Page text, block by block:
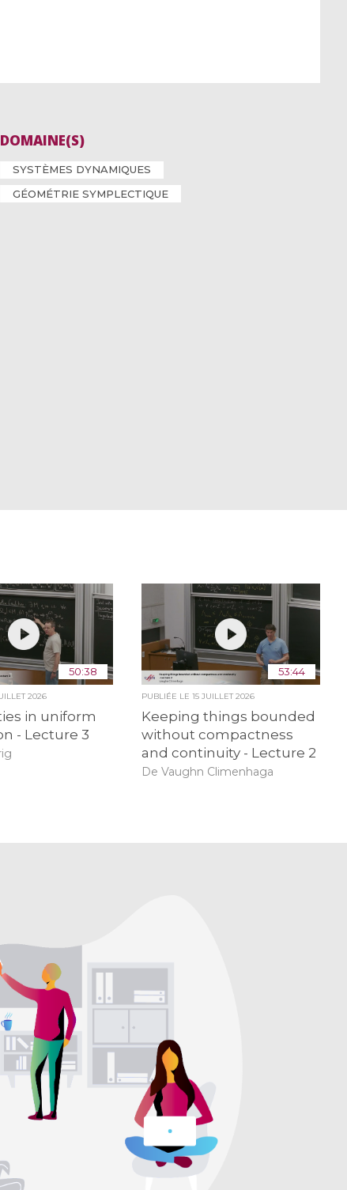
DOMAINE(S)
SYSTÈMES DYNAMIQUES
GÉOMÉTRIE SYMPLECTIQUE
50:38
2026
in uniform
- Lecture 3
53:44
PUBLIÉE LE 15 JUILLET 2026
Keeping things bounded
without compactness
and continuity - Lecture 2
De Vaughn Climenhaga